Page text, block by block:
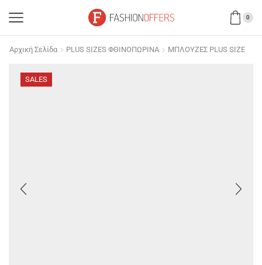
0
Αρχική Σελίδα PLUS SIZES ΦΘΙΝΟΠΩΡΙΝΑ ΜΠΛΟΥΖΕΣ PLUS SIZE
SALES